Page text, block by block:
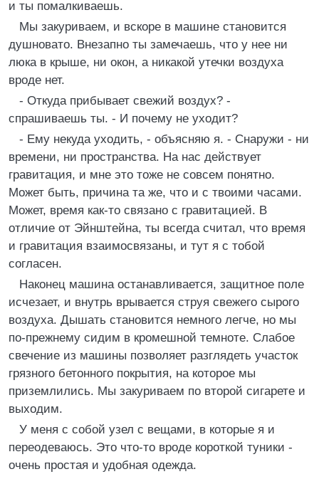
и ты помалкиваешь.
Мы закуриваем, и вскоре в машине становится
душновато. Внезапно ты замечаешь, что у нее ни
люка в крыше, ни окон, а никакой утечки воздуха
вроде нет.
- Откуда прибывает свежий воздух? -
спрашиваешь ты. - И почему не уходит?
- Ему некуда уходить, - объясняю я. - Снаружи - ни
времени, ни пространства. На нас действует
гравитация, и мне это тоже не совсем понятно.
Может быть, причина та же, что и с твоими часами.
Может, время как-то связано с гравитацией. В
отличие от Эйнштейна, ты всегда считал, что время
и гравитация взаимосвязаны, и тут я с тобой
согласен.
Наконец машина останавливается, защитное поле
исчезает, и внутрь врывается струя свежего сырого
воздуха. Дышать становится немного легче, но мы
по-прежнему сидим в кромешной темноте. Слабое
свечение из машины позволяет разглядеть участок
грязного бетонного покрытия, на которое мы
приземлились. Мы закуриваем по второй сигарете и
выходим.
У меня с собой узел с вещами, в которые я и
переодеваюсь. Это что-то вроде короткой туники -
очень простая и удобная одежда.